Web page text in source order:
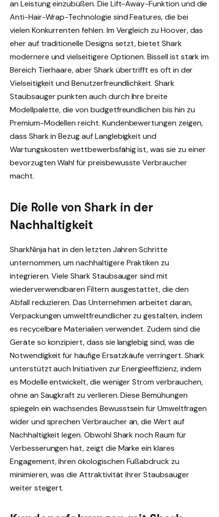
an Leistung einzubüßen. Die Lift-Away-Funktion und die
Anti-Hair-Wrap-Technologie sind Features, die bei
vielen Konkurrenten fehlen. Im Vergleich zu Hoover, das
eher auf traditionelle Designs setzt, bietet Shark
modernere und vielseitigere Optionen. Bissell ist stark im
Bereich Tierhaare, aber Shark übertrifft es oft in der
Vielseitigkeit und Benutzerfreundlichkeit. Shark
Staubsauger punkten auch durch ihre breite
Modellpalette, die von budgetfreundlichen bis hin zu
Premium-Modellen reicht. Kundenbewertungen zeigen,
dass Shark in Bezug auf Langlebigkeit und
Wartungskosten wettbewerbsfähig ist, was sie zu einer
bevorzugten Wahl für preisbewusste Verbraucher
macht.
Die Rolle von Shark in der
Nachhaltigkeit
SharkNinja hat in den letzten Jahren Schritte
unternommen, um nachhaltigere Praktiken zu
integrieren. Viele Shark Staubsauger sind mit
wiederverwendbaren Filtern ausgestattet, die den
Abfall reduzieren. Das Unternehmen arbeitet daran,
Verpackungen umweltfreundlicher zu gestalten, indem
es recycelbare Materialien verwendet. Zudem sind die
Geräte so konzipiert, dass sie langlebig sind, was die
Notwendigkeit für häufige Ersatzkäufe verringert. Shark
unterstützt auch Initiativen zur Energieeffizienz, indem
es Modelle entwickelt, die weniger Strom verbrauchen,
ohne an Saugkraft zu verlieren. Diese Bemühungen
spiegeln ein wachsendes Bewusstsein für Umweltfragen
wider und sprechen Verbraucher an, die Wert auf
Nachhaltigkeit legen. Obwohl Shark noch Raum für
Verbesserungen hat, zeigt die Marke ein klares
Engagement, ihren ökologischen Fußabdruck zu
minimieren, was die Attraktivität ihrer Staubsauger
weiter steigert.